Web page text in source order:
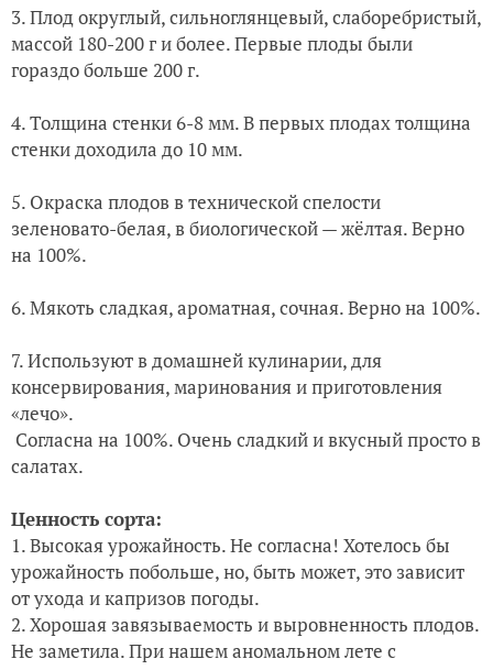
3. Плод округлый, сильноглянцевый, слаборебристый,
массой 180-200 г и более. Первые плоды были
гораздо больше 200 г.
4. Толщина стенки 6-8 мм. В первых плодах толщина
стенки доходила до 10 мм.
5. Окраска плодов в технической спелости
зеленовато-белая, в биологической — жёлтая. Верно
на 100%.
6. Мякоть сладкая, ароматная, сочная. Верно на 100%.
7. Используют в домашней кулинарии, для
консервирования, маринования и приготовления
«лечо».
Согласна на 100%. Очень сладкий и вкусный просто в
салатах.
Ценность сорта:
1. Высокая урожайность. Не согласна! Хотелось бы
урожайность побольше, но, быть может, это зависит
от ухода и капризов погоды.
2. Хорошая завязываемость и выровненность плодов.
Не заметила. При нашем аномальном лете с